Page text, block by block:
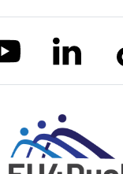
link to youtubelink to